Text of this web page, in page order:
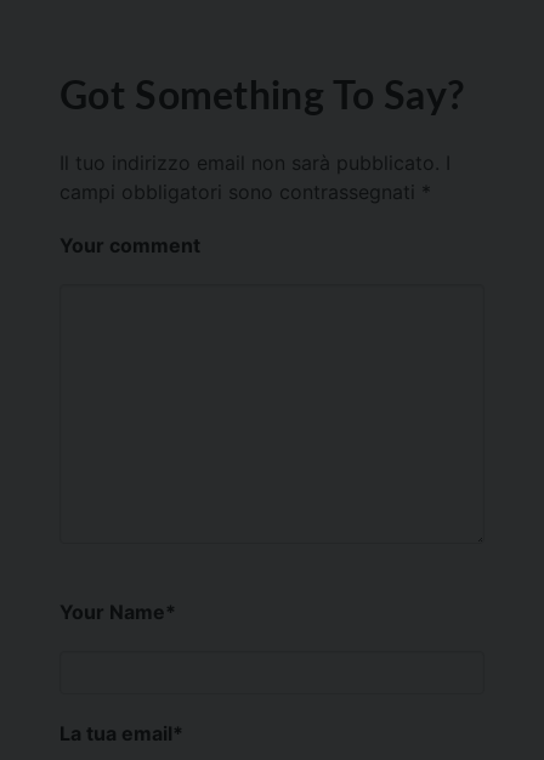
Got Something To Say?
Il tuo indirizzo email non sarà pubblicato.
campi obbligatori sono contrassegnati *
Your comment
Your Name*
La tua email*